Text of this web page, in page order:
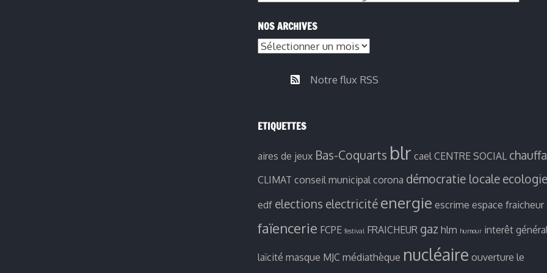
NOS ARCHIVES
Notre flux RSS
ETIQUETTES
aires de jeux Bas-Coquarts blr cael CENTRE SOCIAL
CLIMAT conseil municipal corona démocratie locale ecologie
edf elections electricité energie escrime espace fraicheur
faïencerie FCPE festival FRAICHEUR gaz hlm humour interêt
laïcité masque MJC médiathèque nucléaire ouverture le